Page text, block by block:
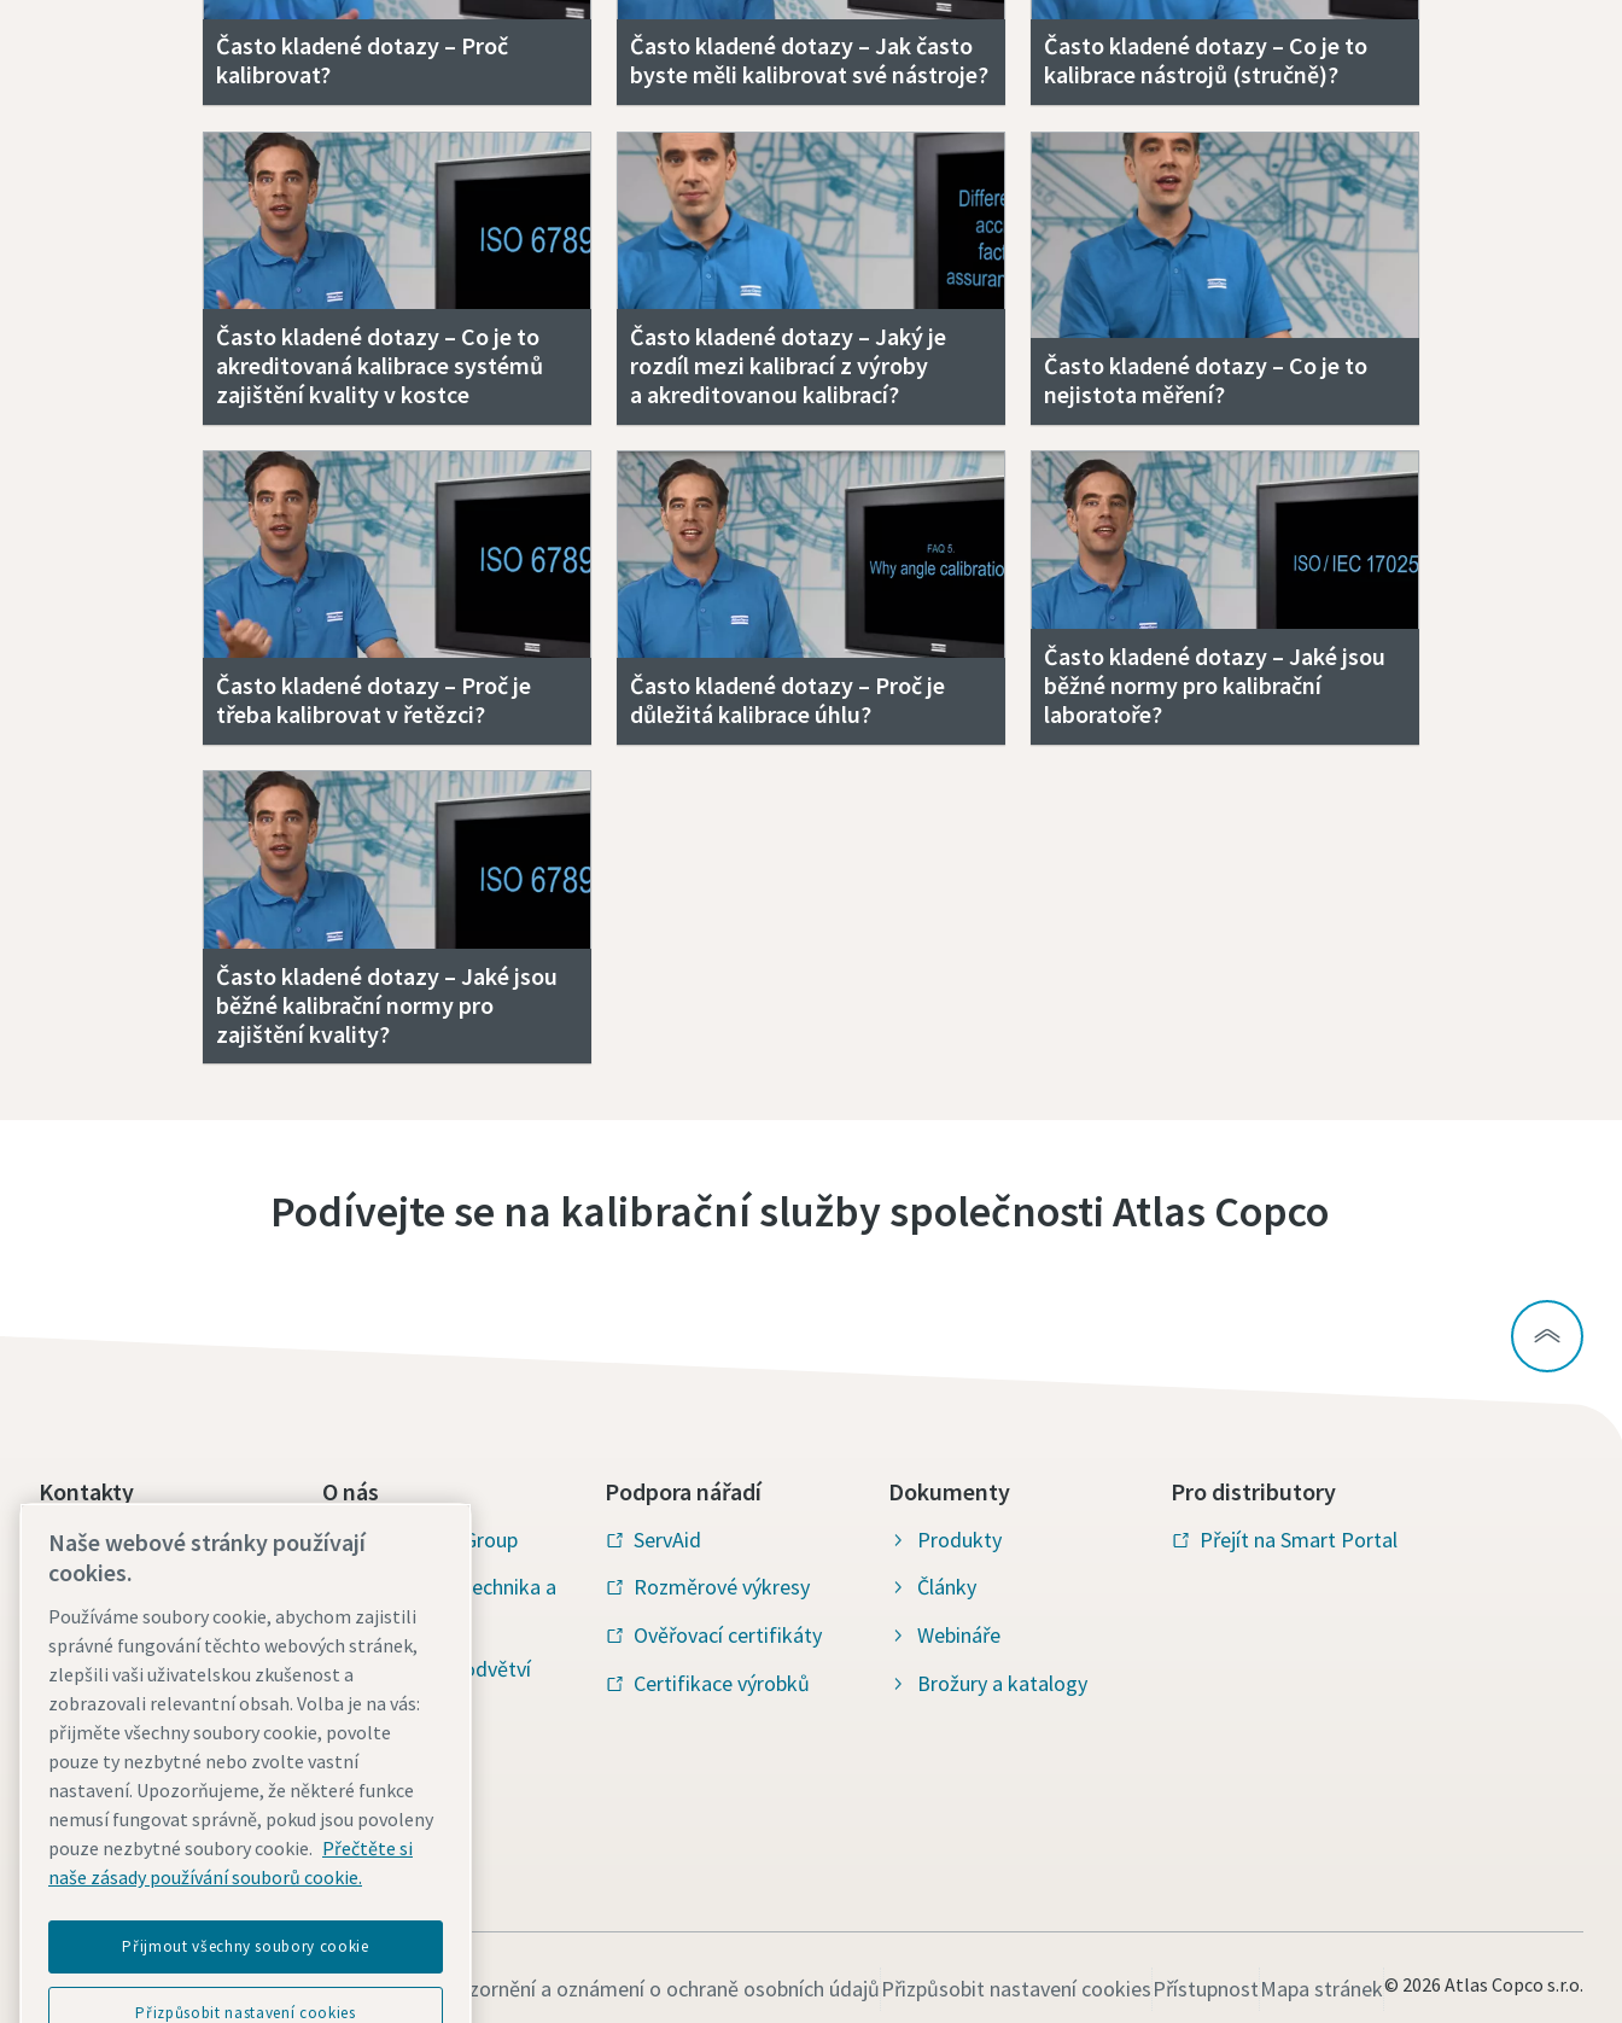
Často kladené dotazy – Proč
kalibrovat?
Často kladené dotazy – Jak často
byste měli kalibrovat své nástroje?
Často kladené dotazy – Co je to
kalibrace nástrojů (stručně)?
Často kladené dotazy – Co je to
akreditovaná kalibrace systémů
zajištění kvality v kostce
Často kladené dotazy – Jaký je
rozdíl mezi kalibrací z výroby
a akreditovanou kalibrací?
Často kladené dotazy – Co je to
nejistota měření?
Často kladené dotazy – Proč je
třeba kalibrovat v řetězci?
Často kladené dotazy – Proč je
důležitá kalibrace úhlu?
Často kladené dotazy – Jaké jsou
běžné normy pro kalibrační
laboratoře?
Často kladené dotazy – Jaké jsou
běžné kalibrační normy pro
zajištění kvality?
Podívejte se na kalibrační služby společnosti Atlas Copco
Kontakty
Divize Průmyslové nářadí
Atlas Copco Tools
V parku 2336/22
148 00 Praha 4 - Chodov
Zákaznická podpora:
+420 225 434 191
tools.info@atlascopco.c
om
Recepce: +420 724 104
595
O nás
Atlas Copco Group
Průmyslová technika a
nářadí
Průmyslová odvětví
Zaměstnání
Podpora nářadí
ServAid
Rozměrové výkresy
Ověřovací certifikáty
Certifikace výrobků
Dokumenty
Produkty
Články
Webináře
Brožury a katalogy
Pro distributory
Přejít na Smart Portal
Právní upozornění a oznámení o ochraně osobních údajůPřizpůsobit nastavení cookiesPřístupnostMapa stránek© 2026 Atlas Copco s.r.o.
Naše webové stránky používají
cookies.
Používáme soubory cookie, abychom zajistili
správné fungování těchto webových stránek,
zlepšili vaši uživatelskou zkušenost a
zobrazovali relevantní obsah. Volba je na vás:
přijměte všechny soubory cookie, povolte
pouze ty nezbytné nebo zvolte vastní
nastavení. Upozorňujeme, že některé funkce
nemusí fungovat správně, pokud jsou povoleny
pouze nezbytné soubory cookie. Přečtěte si
naše zásady používání souborů cookie.
Přijmout všechny soubory cookie
Přizpůsobit nastavení cookies